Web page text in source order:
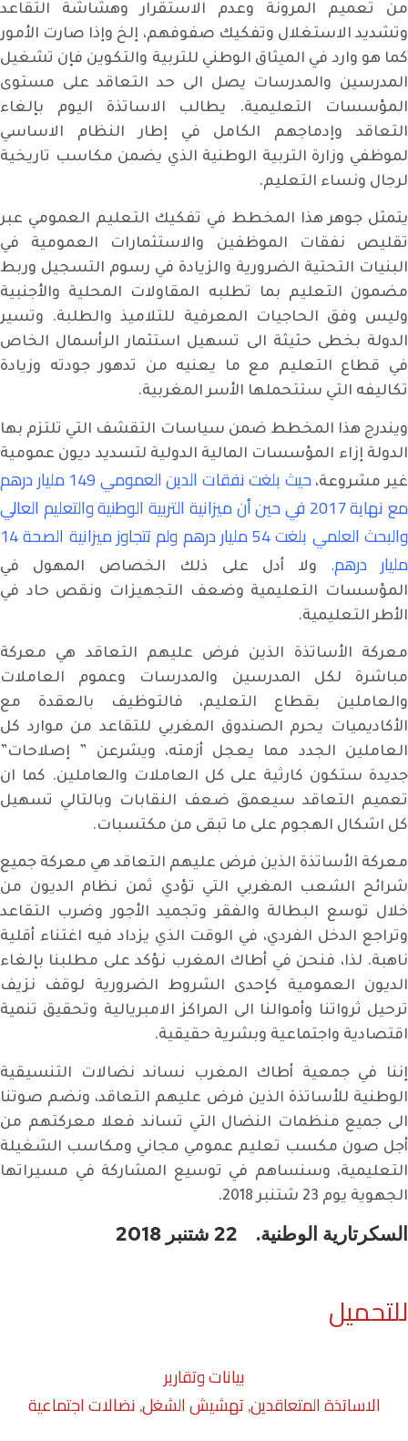
من تعميم المرونة وعدم الاستقرار وهشاشة التقاعد
وتشديد الاستغلال وتفكيك صفوفهم، إلخ وإذا صارت الأمور
كما هو وارد في الميثاق الوطني للتربية والتكوين فإن تشغيل
المدرسين والمدرسات يصل الى حد التعاقد على مستوى
المؤسسات التعليمية. يطالب الاساتذة اليوم بإلغاء
التعاقد وإدماجهم الكامل في إطار النظام الاساسي
لموظفي وزارة التربية الوطنية الذي يضمن مكاسب تاريخية
لرجال ونساء التعليم.
يتمثل جوهر هذا المخطط في تفكيك التعليم العمومي عبر
تقليص نفقات الموظفين والاستثمارات العمومية في
البنيات التحتية الضرورية والزيادة في رسوم التسجيل وربط
مضمون التعليم بما تطلبه المقاولات المحلية والأجنبية
وليس وفق الحاجيات المعرفية للتلاميذ والطلبة. وتسير
الدولة بخطى حثيثة الى تسهيل استثمار الرأسمال الخاص
في قطاع التعليم مع ما يعنيه من تدهور جودته وزيادة
تكاليفه التي ستتحملها الأسر المغربية.
ويندرج هذا المخطط ضمن سياسات التقشف التي تلتزم بها
الدولة إزاء المؤسسات المالية الدولية لتسديد ديون عمومية
غير مشروعة،
حيث بلغت نفقات الدين العمومي 149 مليار درهم
مع نهاية 2017 في حين أن ميزانية التربية الوطنية والتعليم العالي
والبحث العلمي بلغت 54 مليار درهم ولم تتجاوز ميزانية الصحة 14
مليار درهم. ولا أدل على ذلك الخصاص المهول في
المؤسسات التعليمية وضعف التجهيزات ونقص حاد في
الأطر التعليمية.
معركة الأساتذة الذين فرض عليهم التعاقد هي معركة
مباشرة لكل المدرسين والمدرسات وعموم العاملات
والعاملين بقطاع التعليم، فالتوظيف بالعقدة مع
الأكاديميات يحرم الصندوق المغربي للتقاعد من موارد كل
العاملين الجدد مما يعجل أزمته، ويشرعن ” إصلاحات”
جديدة ستكون كارثية على كل العاملات والعاملين. كما ان
تعميم التعاقد سيعمق ضعف النقابات وبالتالي تسهيل
كل اشكال الهجوم على ما تبقى من مكتسبات.
معركة الأساتذة الذين فرض عليهم التعاقد هي معركة جميع
شرائح الشعب المغربي التي تؤدي ثمن نظام الديون من
خلال توسع البطالة والفقر وتجميد الأجور وضرب التقاعد
وتراجع الدخل الفردي، في الوقت الذي يزداد فيه اغتناء أقلية
ناهبة. لذا، فنحن في أطاك المغرب نؤكد على مطلبنا بإلغاء
الديون العمومية كإحدى الشروط الضرورية لوقف نزيف
ترحيل ثرواتنا وأموالنا الى المراكز الامبريالية وتحقيق تنمية
اقتصادية واجتماعية وبشرية حقيقية.
إننا في جمعية أطاك المغرب نساند نضالات التنسيقية
الوطنية للأساتذة الذين فرض عليهم التعاقد، ونضم صوتنا
الى جميع منظمات النضال التي تساند فعلا معركتهم من
أجل صون مكسب تعليم عمومي مجاني ومكاسب الشغيلة
التعليمية، وسنساهم في توسيع المشاركة في مسيراتها
الجهوية يوم 23 شتنبر 2018.
السكرتارية الوطنية. 22 شتنبر 2018
للتحميل
بيانات وتقارير
الاساتذة المتعاقدين, تهشيش الشغل, نضالات اجتماعية